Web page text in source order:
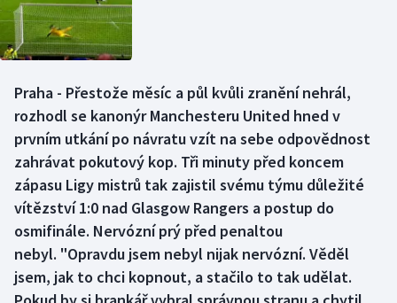
Boby a skeleton
Curling
Dostihy
Florbal
Golf
AZ kvíz
Praha - Přestože měsíc a půl kvůli zranění nehrál,
rozhodl se kanonýr Manchesteru United hned v
prvním utkání po návratu vzít na sebe odpovědnost
zahrávat pokutový kop. Tři minuty před koncem
zápasu Ligy mistrů tak zajistil svému týmu důležité
vítězství 1:0 nad Glasgow Rangers a postup do
osmifinále. Nervózní prý před penaltou
nebyl. "Opravdu jsem nebyl nijak nervózní. Věděl
jsem, jak to chci kopnout, a stačilo to tak udělat.